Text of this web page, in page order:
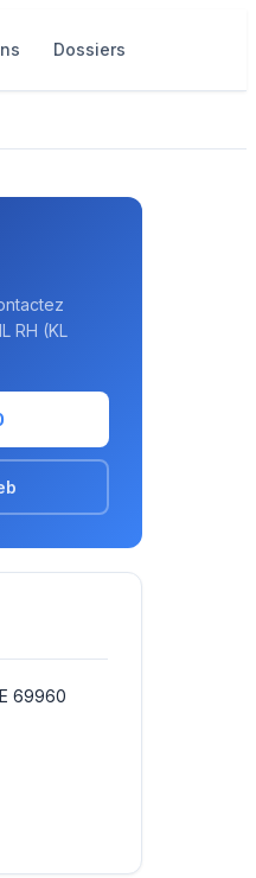
Dossiers
RH (KL
69960